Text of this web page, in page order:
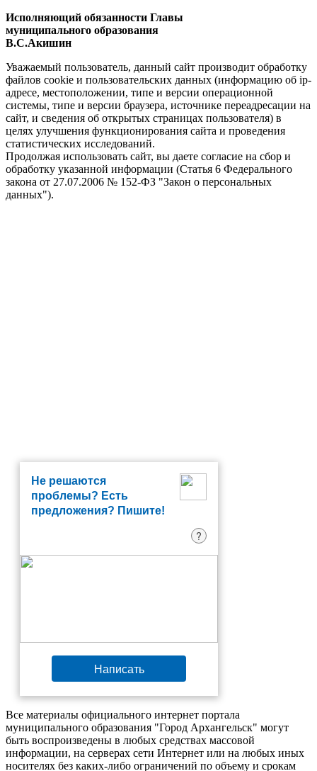
Исполняющий обязанности Главы
муниципального образования
В.С.Акишин
Уважаемый пользователь, данный сайт производит обработку
файлов cookie и пользовательских данных (информацию об ip-
адресе, местоположении, типе и версии операционной
системы, типе и версии браузера, источнике переадресации на
сайт, и сведения об открытых страницах пользователя) в
целях улучшения функционирования сайта и проведения
статистических исследований.
Продолжая использовать сайт, вы даете согласие на сбор и
обработку указанной информации (Статья 6 Федерального
закона от 27.07.2006 № 152-ФЗ "Закон о персональных
данных").
Не решаются
проблемы? Есть
предложения? Пишите!
?
Написать
Все материалы официального интернет портала
муниципального образования "Город Архангельск" могут
быть воспроизведены в любых средствах массовой
информации, на серверах сети Интернет или на любых иных
носителях без каких-либо ограничений по объему и срокам